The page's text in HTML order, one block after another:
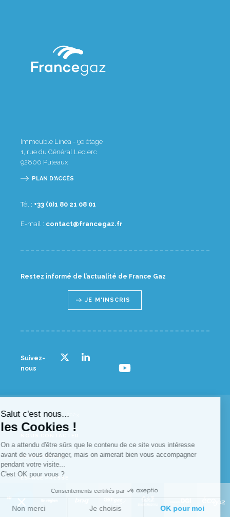
Immeuble Linéa - 9e étage
1, rue du Général Leclerc
92800 Puteaux
PLAN D'ACCÈS
Tél : 10 80 12 08 1(0) 33+
E-mail : rf.zagecnarf@tcatnoc
Restez informé de l’actualité de France Gaz
JE M'INSCRIS
Suivez-
nous
© France gaz - 2023
PLAN D’ACCÈS
ESPACE PRESSE
MENTIONS LÉGALES
Salut c'est nous...
les Cookies !
On a attendu d'être sûrs que le contenu de ce site vous intéresse
avant de vous déranger, mais on aimerait bien vous accompagner
pendant votre visite...
C'est OK pour vous ?
Consentements certifiés par
Non merci Je choisis OK pour moi